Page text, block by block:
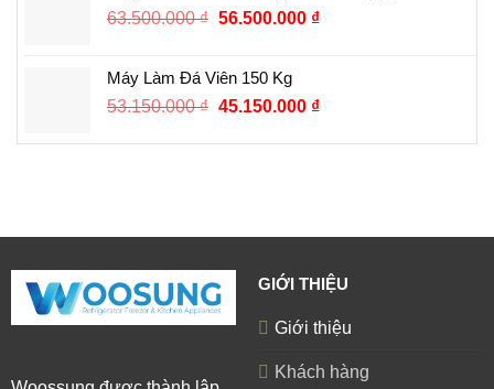
63.500.000₫ 56.500.000 ₫
Máy Làm Đá Viên 150 Kg
53.150.000₫ 45.150.000 ₫
GIỚI THIỆU
Giới thiệu
Khách hàng